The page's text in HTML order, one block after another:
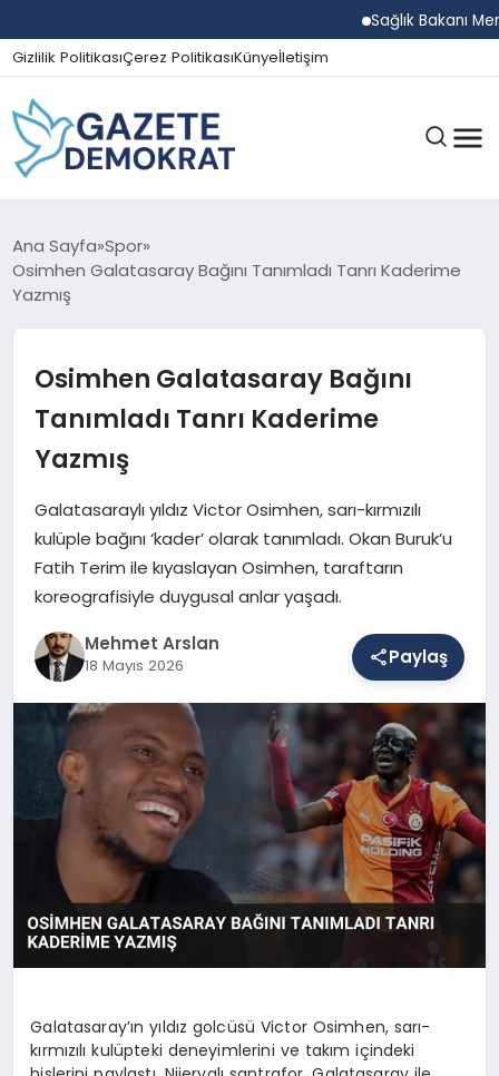
Sağlık Bakanı
Gizlilik PolitikasıÇerez PolitikasıKünyeİletişim
GÜNDEM
EKONOMI
SPOR
SAĞLIK
EĞITIM
YAŞAM
Ana Sayfa Spor
Osimhen Galatasaray Bağını Tanımladı Tanrı Kaderime
Yazmış
Osimhen Galatasaray Bağını
Tanımladı Tanrı Kaderime
Yazmış
Galatasaraylı yıldız Victor Osimhen, sarı-kırmızılı
kulüple bağını ‘kader’ olarak tanımladı. Okan Buruk’u
Fatih Terim ile kıyaslayan Osimhen, taraftarın
koreografisiyle duygusal anlar yaşadı.
Mehmet Arslan
18 Mayıs 2026 Paylaş
Galatasaray’ın yıldız golcüsü Victor Osimhen, sarı-
kırmızılı kulüpteki deneyimlerini ve takım içindeki